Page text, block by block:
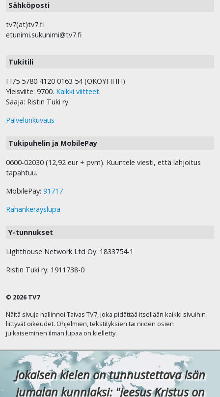
Sähköposti
tv7(at)tv7.fi
etunimi.sukunimi@tv7.fi
Tukitili
FI75 5780 4120 0163 54 (OKOYFIHH).
Yleisviite: 9700. Kaikki viitteet.
Saaja: Ristin Tuki ry
Palvelunkuvaus
Tukipuhelin ja MobilePay
0600-02030 (12,92 eur + pvm). Kuuntele viesti, että lahjoitus
tapahtuu.
MobilePay: 91717
Rahankeräyslupa
Y-tunnukset
Lighthouse Network Ltd Oy: 1833754-1
Ristin Tuki ry: 1911738-0
© 2026 TV7
Näitä sivuja hallinnoi Taivas TV7, joka pidättää itsellään kaikki sivuihin
liittyvät oikeudet. Ohjelmien, tekstityksien tai niiden osien
julkaiseminen ilman lupaa on kielletty.
Jokaisen kielen on tunnustettava Isän
Jumalan kunniaksi: "Jeesus Kristus on